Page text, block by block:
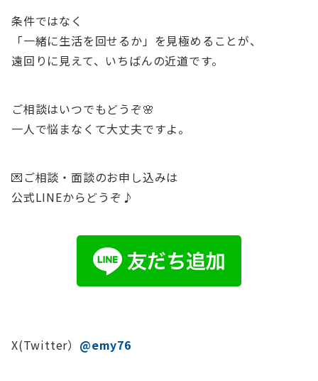
条件ではなく
「一緒に生活を回せるか」を見極めることが、
遠回りに見えて、いちばんの近道です。
ご相談はいつでもどうぞ🌸
一人で悩まなくて大丈夫ですよ。
💌ご相談・面談のお申し込みは
公式LINEからどうぞ♪
X(Twitter） @emy76